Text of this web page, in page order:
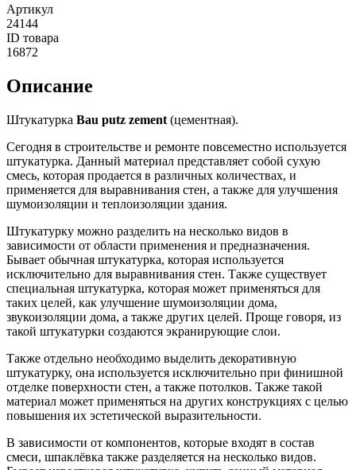
Артикул
24144
ID товара
16872
Описание
Штукатурка Bau putz zement (цементная).
Сегодня в строительстве и ремонте повсеместно используется
штукатурка. Данный материал представляет собой сухую
смесь, которая продается в различных количествах, и
применяется для выравнивания стен, а также для улучшения
шумоизоляции и теплоизоляции здания.
Штукатурку можно разделить на несколько видов в
зависимости от области применения и предназначения.
Бывает обычная штукатурка, которая используется
исключительно для выравнивания стен. Также существует
специальная штукатурка, которая может применяться для
таких целей, как улучшение шумоизоляции дома,
звукоизоляции дома, а также других целей. Проще говоря, из
такой штукатурки создаются экранирующие слои.
Также отдельно необходимо выделить декоративную
штукатурку, она используется исключительно при финишной
отделке поверхности стен, а также потолков. Также такой
материал может применяться на других конструкциях с целью
повышения их эстетической выразительности.
В зависимости от компонентов, которые входят в состав
смеси, шпаклёвка также разделяется на несколько видов.